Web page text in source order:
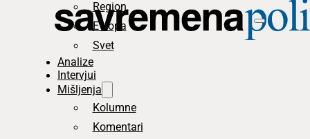
Region
Evropa
Svet
Analize
Intervjui
Mišljenja
Kolumne
Komentari